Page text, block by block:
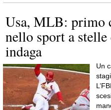
Usa, MLB: primo
nello sport a
indaga
Un